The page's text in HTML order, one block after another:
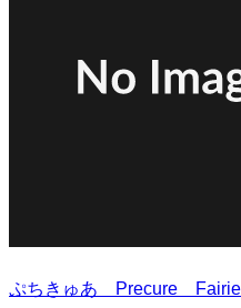
ぷちきゅあ Precure